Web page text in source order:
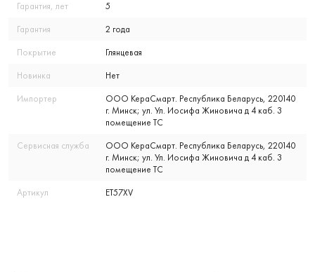
Гарантия, лет 5
Гарантия 2 года
Покрытие Глянцевая
Новинка Нет
Импортер
ООО КераСмарт. Республика Беларусь, 220140
г. Минск; ул. Ул. Иосифа Жиновича д 4 каб. 3
помещение ТС
Сервисная служба
ООО КераСмарт. Республика Беларусь, 220140
г. Минск; ул. Ул. Иосифа Жиновича д 4 каб. 3
помещение ТС
Артикул ET57XV